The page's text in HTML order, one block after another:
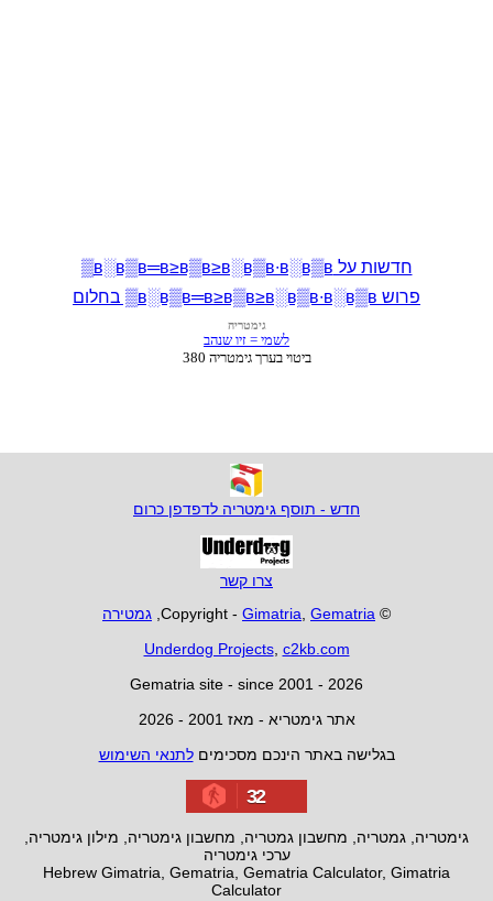
חדשות על в░в▒в═в≥в▒в≥в░в▒в∙в░в▒в▒
פרוש в░в▒в═в≥в▒в≥в░в▒в∙в░в▒в▒ בחלום
חדש - תוסף גימטריה לדפדפן כרום
צרו קשר
© Copyright -
Gimatria, Gematria
, גמטירה
Underdog Projects, c2kb.com
Gematria site - since 2001 - 2026
אתר גימטריא - מאז 2001 - 2026
בגלישה באתר הינכם מסכימיםלתנאי השימוש
32
גימטריה, גמטריה, מחשבון גמטריה, מחשבון גימטריה, מילון גימטריה,
ערכי גימטריה
Hebrew Gimatria, Gematria, Gematria Calculator, Gimatria
Calculator